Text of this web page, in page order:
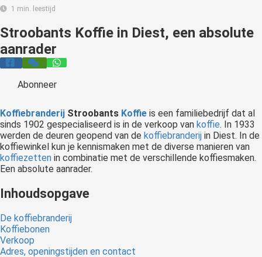
1 min. leestijd
Stroobants Koffie in Diest, een absolute
aanrader
Abonneer
Koffiebranderij Stroobants Koffie is een familiebedrijf dat al
sinds 1902 gespecialiseerd is in de verkoop van koffie. In 1933
werden de deuren geopend van de koffiebranderij in Diest. In de
koffiewinkel kun je kennismaken met de diverse manieren van
koffiezetten in combinatie met de verschillende koffiesmaken.
Een absolute aanrader.
Inhoudsopgave
De koffiebranderij
Koffiebonen
Verkoop
Adres, openingstijden en contact